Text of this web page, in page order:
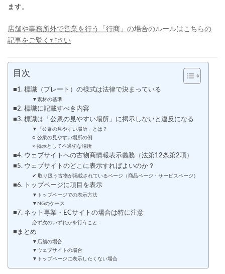
ます。
店舗や事務所外で営業を行う「行商」の場合のルールはこちらの
記事をご覧ください
目次
■1. 標識（プレート）の様式は法律で決まっている
▼素材の基準
■2. 標識に記載すべき内容
■3. 標識は「公衆の見やすい場所」に掲示しないと違反になる
▼「公衆の見やすい場所」とは？
○ 公衆の見やすい場所の例
× 掲示として不適切な場所
■4. ウェブサイトへの古物商情報表示義務（法第12条第2項）
■5. ウェブサイトのどこに表示すればよいのか？
✔ 取り扱う古物が掲載されているページ（商品ページ・サービスページ）
■6. トップページに項目を表示
▼トップページでの表示方法
▼NGのケース
■7. ネット専業・ECサイトの場合は特に注意
必ず次のいずれかを行うこと：
■まとめ
▼店舗の場合
▼ウェブサイトの場合
▼トップページに表示したくない場合